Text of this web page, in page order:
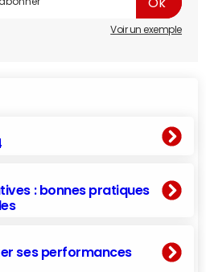
Voir un exemple
: bonnes pratiques
ses performances